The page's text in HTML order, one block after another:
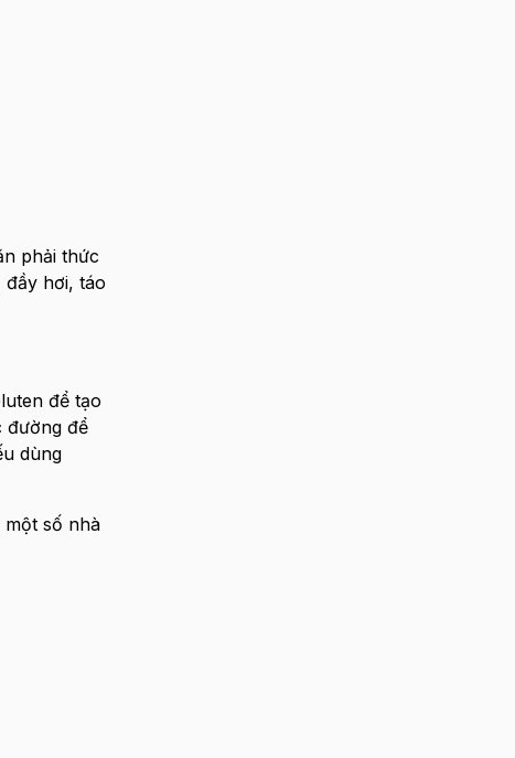
phải thức
hơi, táo
để tạo
đường để
dùng
số nhà